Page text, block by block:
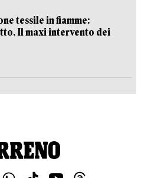
tessile in fiamme:
Il maxi intervento dei